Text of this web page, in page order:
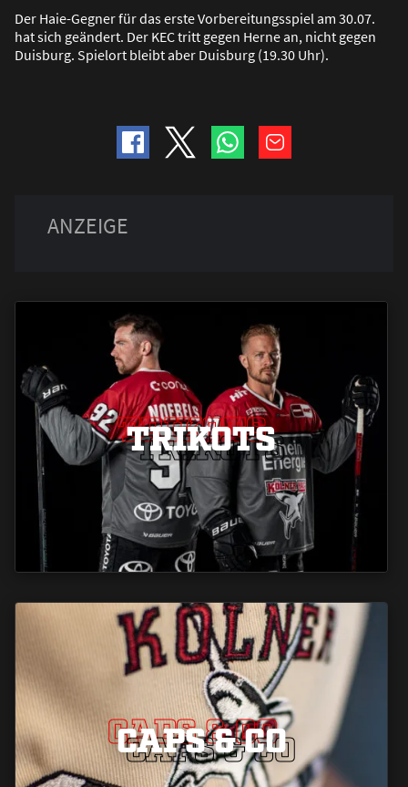
Der Haie-Gegner für das erste Vorbereitungsspiel am 30.07.
hat sich geändert. Der KEC tritt gegen Herne an, nicht gegen
Duisburg. Spielort bleibt aber Duisburg (19.30 Uhr).
TRIKOTS
TRIKOTS
TRIKOTS
CAPS & CO
CAPS & CO
CAPS & CO